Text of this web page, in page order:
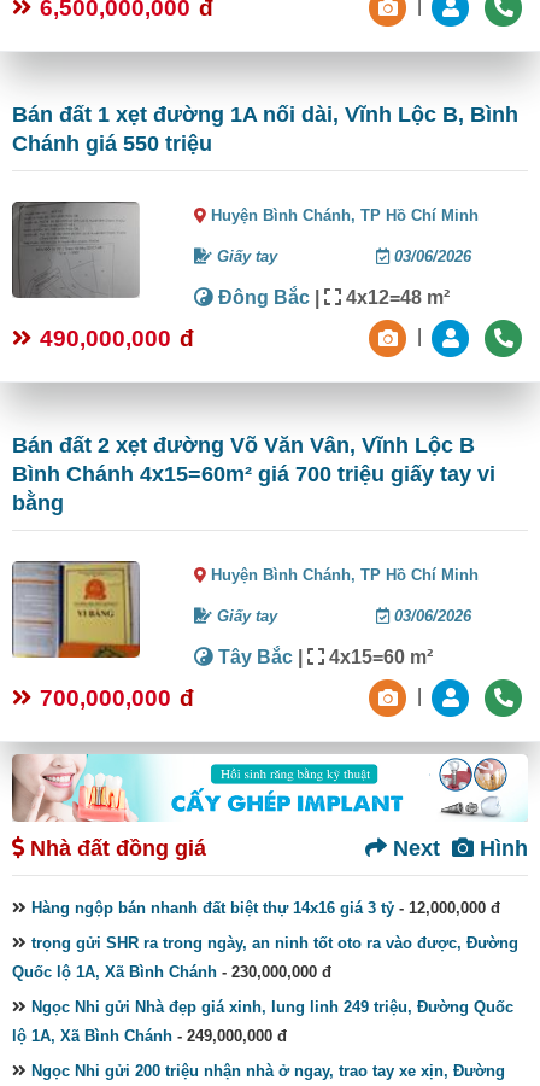
6,500,000,000 đ
Bán đất 1 xẹt đường 1A nối dài, Vĩnh Lộc B, Bình
Chánh giá 550 triệu
Huyện Bình Chánh,TP Hồ Chí Minh
Giấy tay 03/06/2026
Đông Bắc | 4x12=48 m²
490,000,000 đ
Bán đất 2 xẹt đường Võ Văn Vân, Vĩnh Lộc B
Bình Chánh 4x15=60m² giá 700 triệu giấy tay vi
bằng
Huyện Bình Chánh,TP Hồ Chí Minh
Giấy tay 03/06/2026
Tây Bắc | 4x15=60 m²
700,000,000 đ
Nhà đất đồng giá Hình
Next
Hàng ngộp bán nhanh đất biệt thự 14x16 giá 3 tỷ - 12,000,000 đ
trọng gửi SHR ra trong ngày, an ninh tốt oto ra vào được, Đường
Quốc lộ 1A, Xã Bình Chánh - 230,000,000 đ
Ngọc Nhi gửi Nhà đẹp giá xinh, lung linh 249 triệu, Đường Quốc
lộ 1A, Xã Bình Chánh - 249,000,000 đ
Ngọc Nhi gửi 200 triệu nhận nhà ở ngay, trao tay xe xịn, Đường